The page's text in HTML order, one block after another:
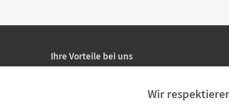
Ihre Vorteile bei uns
Persönliche Angebote für Lehrkräfte
Wir